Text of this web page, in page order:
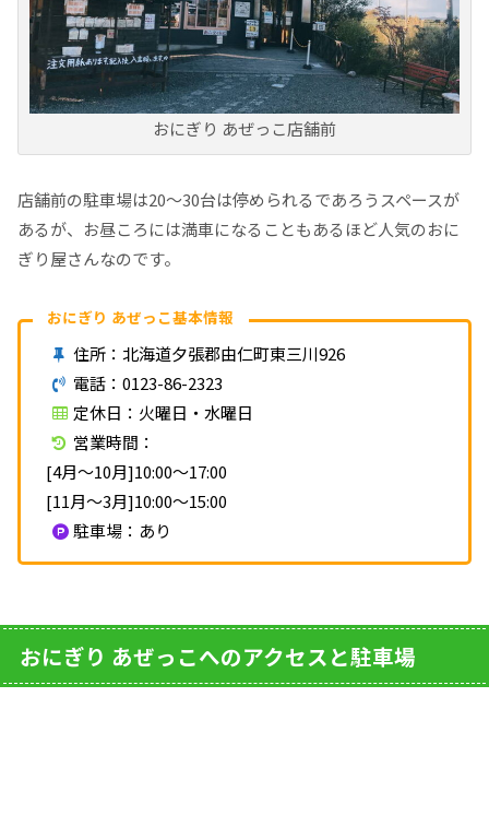
おにぎり あぜっこ店舗前
店舗前の駐車場は20～30台は停められるであろうスペースが
あるが、お昼ころには満車になることもあるほど人気のおに
ぎり屋さんなのです。
おにぎり あぜっこ基本情報
住所：北海道夕張郡由仁町東三川926
電話：0123-86-2323
定休日：火曜日・水曜日
営業時間：
[4月～10月]10:00～17:00
[11月～3月]10:00～15:00
駐車場：あり
おにぎり あぜっこへのアクセスと駐車場